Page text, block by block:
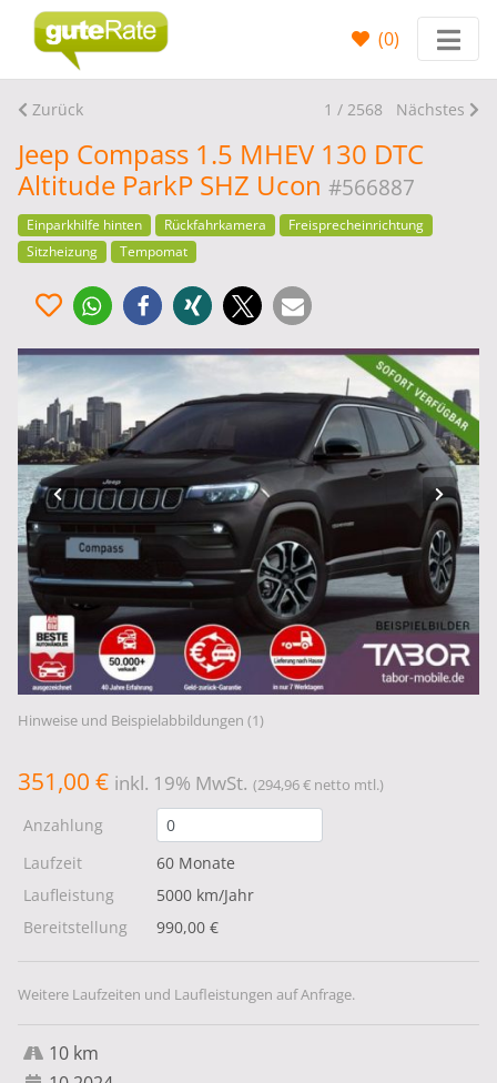
(0)
Zurück 1 / 2568 Nächstes
Jeep Compass 1.5 MHEV 130 DTC
Altitude ParkP SHZ Ucon #566887
Einparkhilfe hinten Rückfahrkamera
Freisprecheinrichtung
Sitzheizung
Tempomat
Hinweise und Beispielabbildungen (1)
351,00 € inkl. 19% MwSt. (294,96 € netto mtl.)
Anzahlung
Laufzeit
60 Monate
Laufleistung
5000 km/Jahr
Bereitstellung
990,00 €
Weitere Laufzeiten und Laufleistungen auf Anfrage.
10 km